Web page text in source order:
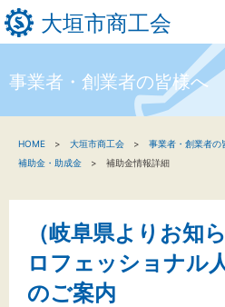
大垣市商工会
新着情
関係機関
大垣市商工会
事業者・創業者の皆様へ
HOME 大垣市商工会 事業者・創業者の
補助金・助成金
補助金情報詳細
（岐阜県よりお知
ロフェッショナル
のご案内